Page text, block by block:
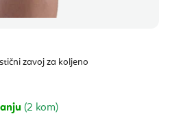
zavoj za koljeno
(2 kom)